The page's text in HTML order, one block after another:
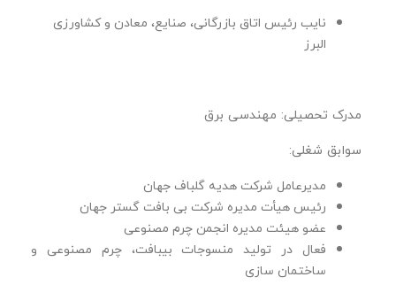
نایب رئیس اتاق بازرگانی، صنایع، معادن و کشاورزی
البرز
مدرک تحصیلی: مهندسی برق
سوابق شغلی:
مدیرعامل شرکت هدیه گلباف جهان
رئیس هیأت مدیره شرکت بی بافت گستر جهان
عضو هیئت مدیره انجمن چرم مصنوعی
فعال در تولید منسوجات بیبافت، چرم مصنوعی و
ساختمان سازی